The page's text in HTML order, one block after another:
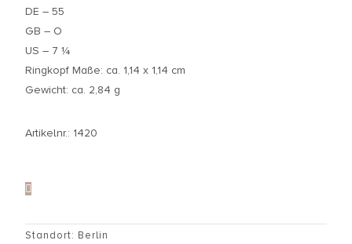
DE – 55
GB – O
US – 7 ¼
Ringkopf Maße: ca. 1,14 x 1,14 cm
Gewicht: ca. 2,84 g
Artikelnr.: 1420
Standort: Berlin